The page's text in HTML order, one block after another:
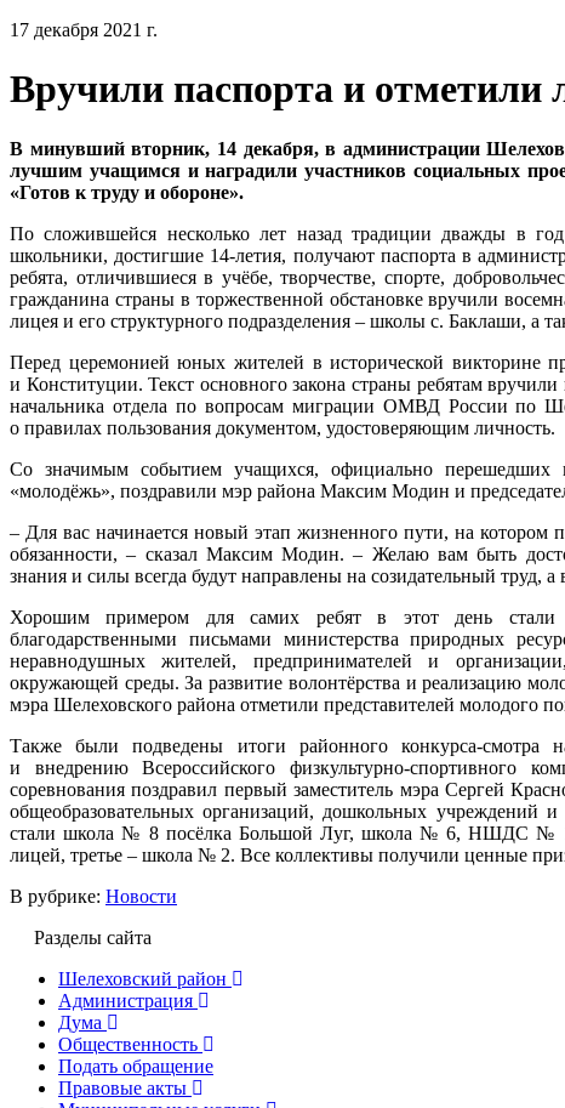
17 декабря 2021 г.
Вручили паспорта и отметили
В минувший вторник, 14 декабря, в администрации
лучшим учащимся и наградили участников социальных
«Готов к труду и обороне».
По сложившейся несколько лет назад традиции дважды
школьники, достигшие 14-летия, получают паспорта в
ребята, отличившиеся в учёбе, творчестве, спорте,
гражданина страны в торжественной обстановке вручили
лицея и его структурного подразделения – школы с. Баклаши, а
Перед церемонией юных жителей в исторической викторине
и Конституции. Текст основного закона страны ребятам
начальника отдела по вопросам миграции ОМВД России по
о правилах пользования документом, удостоверяющим личность.
Со значимым событием учащихся, официально перешедших
«молодёжь», поздравили мэр района Максим Модин и
– Для вас начинается новый этап жизненного пути, на
обязанности, – сказал Максим Модин. – Желаю вам быть
знания и силы всегда будут направлены на созидательный
Хорошим примером для самих ребят в этот день стали
благодарственными письмами министерства природных
неравнодушных жителей, предпринимателей и
окружающей среды. За развитие волонтёрства и реализацию
мэра Шелеховского района отметили представителей молодого
Также были подведены итоги районного конкурса-смотра
и внедрению Всероссийского физкультурно-спортивного
соревнования поздравил первый заместитель мэра Сергей
общеобразовательных организаций, дошкольных учреждений
стали школа № 8 посёлка Большой Луг, школа № 6, НШДС №
лицей, третье – школа № 2. Все коллективы получили ценные
В рубрике: Новости
Разделы сайта
Шелеховский район
Администрация
Дума
Общественность
Подать обращение
Правовые акты